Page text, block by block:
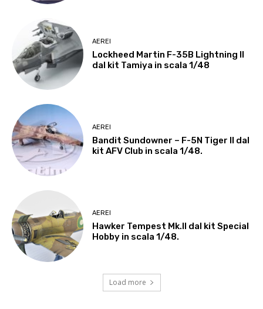
AEREI
Lockheed Martin F-35B Lightning II
dal kit Tamiya in scala 1/48
AEREI
Bandit Sundowner – F-5N Tiger II dal
kit AFV Club in scala 1/48.
AEREI
Hawker Tempest Mk.II dal kit Special
Hobby in scala 1/48.
Load more